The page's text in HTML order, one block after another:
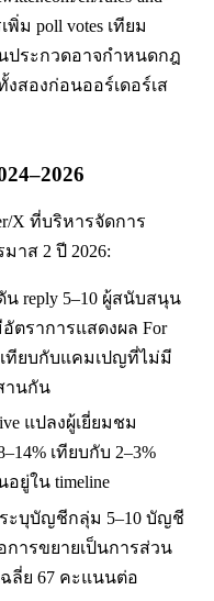
พิ่ม poll votes เทียม
ประกวดอาจกำหนดกฎ
สองก่อนออร์เดอร์เส
X ที่บริหารจัดการ
าส 2 ปี 2026:
reply 5–10 ผู้สนับสนุน
ตราการแสดงผล For
เทียบกับแคมเปญที่ไม่มี
านกัน
แปลงผู้เยี่ยมชม
เทียบกับ 2–3%
ยู่ใน timeline
(ระบุบัญชีกลุ่ม 5–10 บัญชี
การขยายเป็นการส่วน
ลี่ย 67 คะแนนต่อ